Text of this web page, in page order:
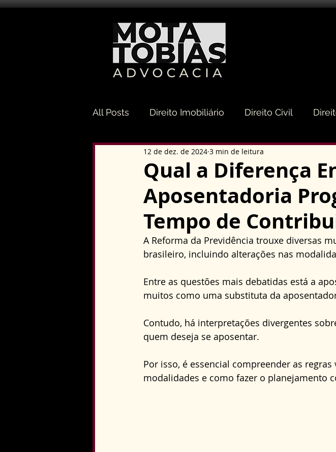
All Posts Direito Imobiliário Direito Civil
Direito Sucessório Direito do Consumidor
Direito Tributário Direito Empresarial e
Direito Constitucional Direito Administrativo
Qual a Diferença
Aposentadoria
Tempo de
12 de dez. de 2024 3 min de leitura
A Reforma da Previdência trouxe diversas
brasileiro, incluindo alterações nas
Entre as questões mais debatidas está a
muitos como uma substituta da
Contudo, há interpretações divergentes
quem deseja se aposentar.
Por isso, é essencial compreender as
modalidades e como fazer o planejamento